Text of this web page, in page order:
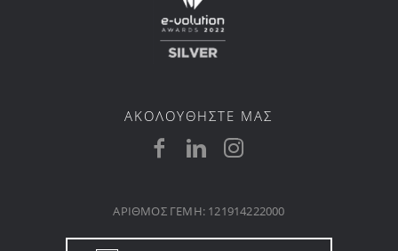
ΑΚΟΛΟΥΘΗΣΤΕ ΜΑΣ
ΑΡΙΘΜΟΣ ΓΕΜΗ: 121914222000